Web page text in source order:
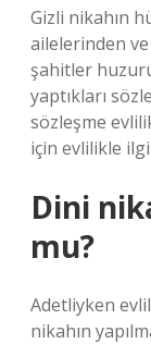
Gizli nikahın
ailelerinden
şahitler
yaptıkları
sözleşme
için evlilikle
Dini
mu?
Adetliyken
nikahın